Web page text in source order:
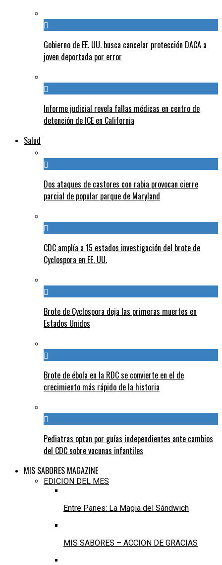
Gobierno de EE. UU. busca cancelar protección DACA a
joven deportada por error
Informe judicial revela fallas médicas en centro de
detención de ICE en California
Salud
Dos ataques de castores con rabia provocan cierre
parcial de popular parque de Maryland
CDC amplía a 15 estados investigación del brote de
Cyclospora en EE. UU.
Brote de Cyclospora deja las primeras muertes en
Estados Unidos
Brote de ébola en la RDC se convierte en el de
crecimiento más rápido de la historia
Pediatras optan por guías independientes ante cambios
del CDC sobre vacunas infantiles
MIS SABORES MAGAZINE
EDICION DEL MES
Entre Panes: La Magia del Sándwich
MIS SABORES – ACCION DE GRACIAS